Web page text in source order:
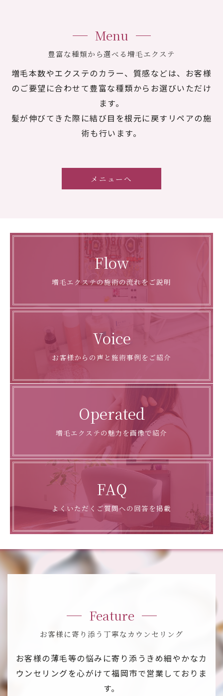
豊富な種類から選べる増毛エクステ
Menu
増毛本数やエクステのカラー、質感などは、お客様
のご要望に合わせて豊富な種類からお選びいただけ
ます。
髪が伸びてきた際に結び目を根元に戻すリペアの施
術も行います。
メニューへ
Flow
増毛エクステの施術の流れをご説明
Voice
お客様からの声と施術事例をご紹介
Operated
増毛エクステの魅力を画像で紹介
FAQ
よくいただくご質問への回答を掲載
お客様に寄り添う丁寧なカウンセリング
Feature
お客様の薄毛等の悩みに寄り添うきめ細やかなカ
ウンセリングを心がけて福岡市で営業しておりま
す。